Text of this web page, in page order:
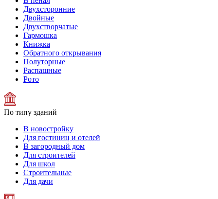
Двухсторонние
Двойные
Двухстворчатые
Гармошка
Книжка
Обратного открывания
Полуторные
Распашные
Рото
По типу зданий
В новостройку
Для гостиниц и отелей
В загородный дом
Для строителей
Для школ
Строительные
Для дачи